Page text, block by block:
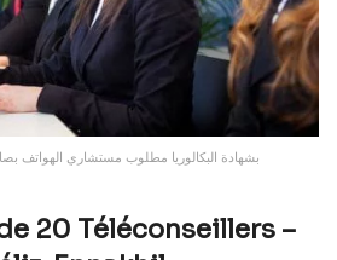
بشهادة البكالوريا مطلوب مستشاري الهواتف بصالير 5000 درهم
20 Téléconseillers –